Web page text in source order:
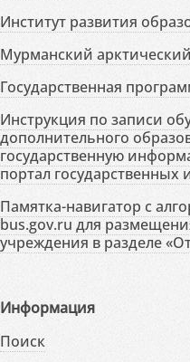
Институт развития
Мурманский
Государственная
Инструкция по записи
дополнительного
государственную
портал государственных
Памятка-навигатор с
bus.gov.ru для
учреждения в разделе
Информация
Поиск